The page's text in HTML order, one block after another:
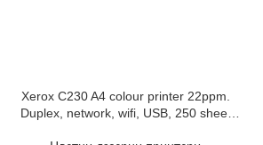
Xerox C230 A4 colour printer 22ppm.
Duplex, network, wifi, USB, 250 sheet